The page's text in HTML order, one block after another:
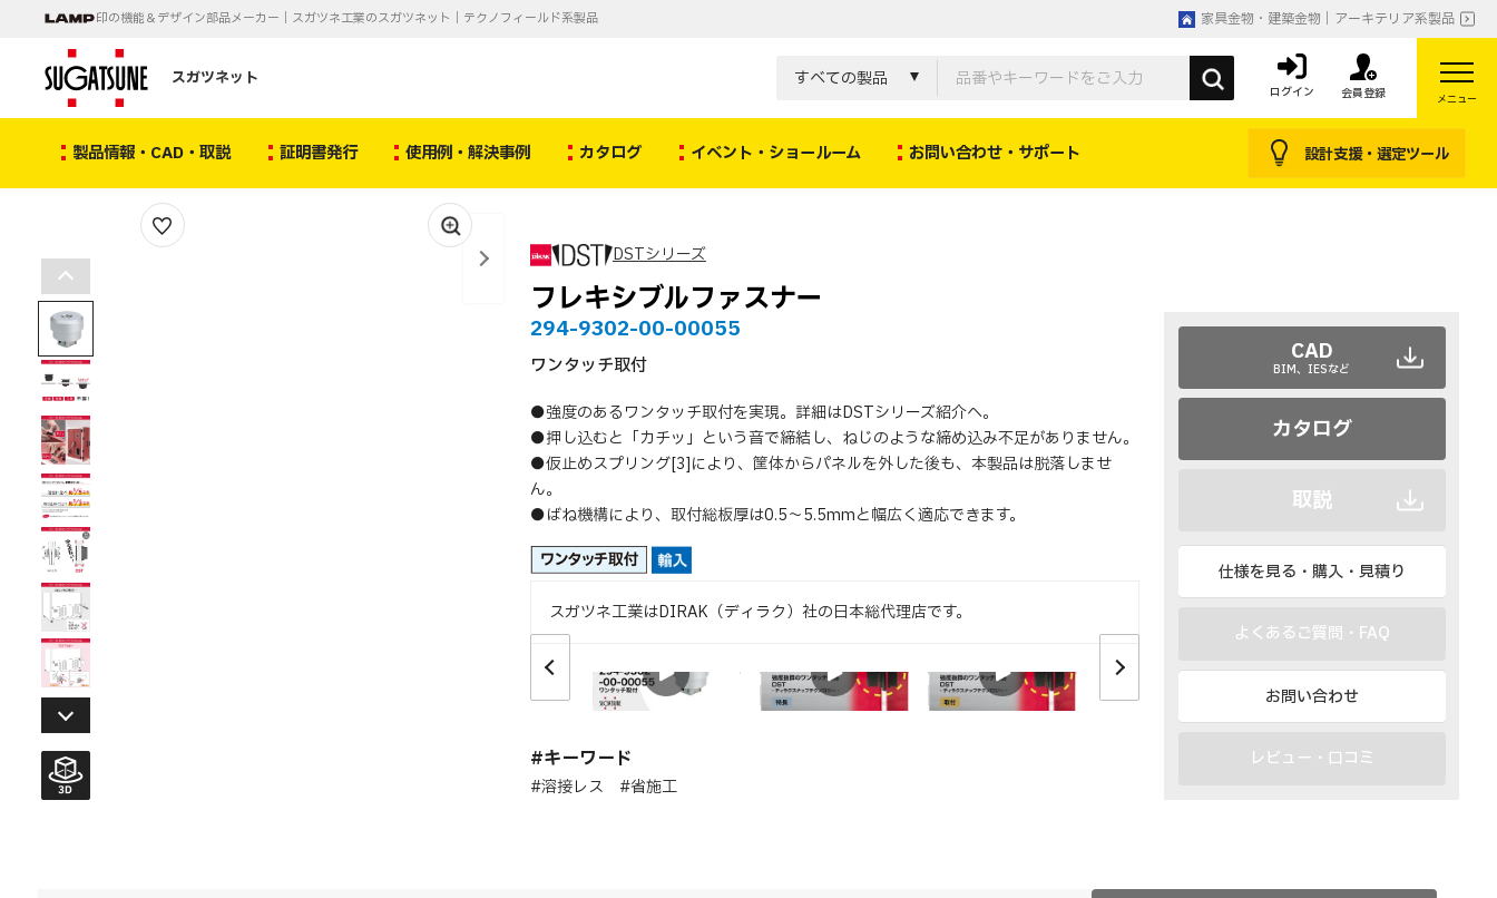
印の機能＆デザイン部品メーカー｜スガツネ工業のスガツネット｜テクノフィールド系製品 家具金物・建築金物｜アーキテリア系製品
スガツネット すべての製品
ログイン 会員登録 メニュー
製品情報・CAD・取説 証明書発行 使用例・解決事例 カタログ イベント・ショールーム お問い合わせ・サポート 設計支援・選定ツール
DSTシリーズ
フレキシブルファスナー
294-9302-00-00055
ワンタッチ取付
●強度のあるワンタッチ取付を実現。詳細はDSTシリーズ紹介へ。
●押し込むと「カチッ」という音で締結し、ねじのような締め込み不足がありません。
●仮止めスプリング[3]により、筐体からパネルを外した後も、本製品は脱落しませ
ん。
●ばね機構により、取付総板厚は0.5～5.5mmと幅広く適応できます。
スガツネ工業はDIRAK（ディラク）社の日本総代理店です。
特長 特長 取付 特長 イメージ
#キーワード
#溶接レス #省施工
CAD
BIM、IESなど
カタログ
取説
仕様を見る・購入・見積り
よくあるご質問・FAQ
お問い合わせ
レビュー・口コミ